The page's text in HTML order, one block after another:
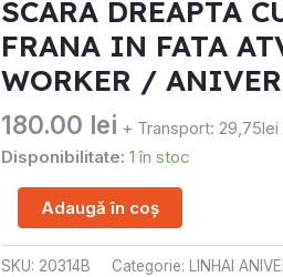
SCARA DREAPTA
FRANA IN FATA
WORKER /
180.00 lei + Transport: 29,75lei
Disponibilitate: 1 în stoc
PEDALA
FRANA
FATA
ATV
300
WORKER
ANIVERSAR
Adaugă în coș
SKU: 20314B Categorie: LINHAI